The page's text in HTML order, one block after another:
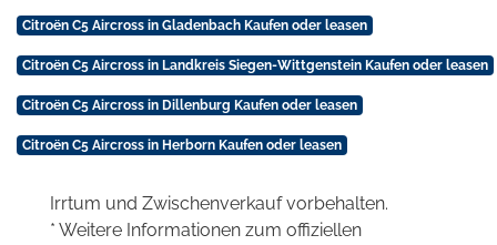
Citroën C5 Aircross in Gladenbach Kaufen oder leasen
Citroën C5 Aircross in Landkreis Siegen-Wittgenstein Kaufen oder leasen
Citroën C5 Aircross in Dillenburg Kaufen oder leasen
Citroën C5 Aircross in Herborn Kaufen oder leasen
Irrtum und Zwischenverkauf vorbehalten.
* Weitere Informationen zum offiziellen